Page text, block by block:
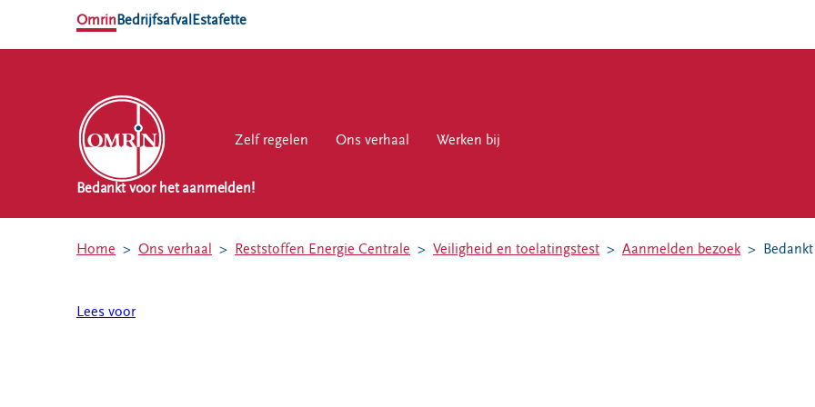
OmrinBedrijfsafval Estafette
Zelf regelen Ons verhaal Werken bij
Zelf regelen Ons verhaal Werken bij
Afvalkalender
Bedankt voor het aanmelden!
Home Ons verhaal Reststoffen Energie Centrale Veiligheid en toelatingstest Aanmelden bezoek
Lees voor